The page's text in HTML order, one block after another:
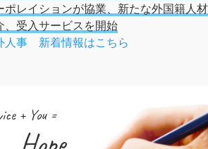
ポレイションが協業、新たな外国籍人材
、受入サービスを開始
人事 新着情報はこちら
+ You =